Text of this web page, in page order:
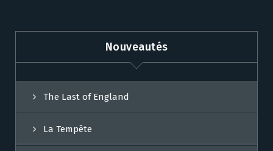
Nouveautés
The Last of England
La Tempête